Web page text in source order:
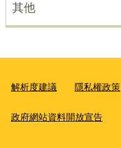
其他
解析度建議 隱私權政策
政府網站資料開放宣告